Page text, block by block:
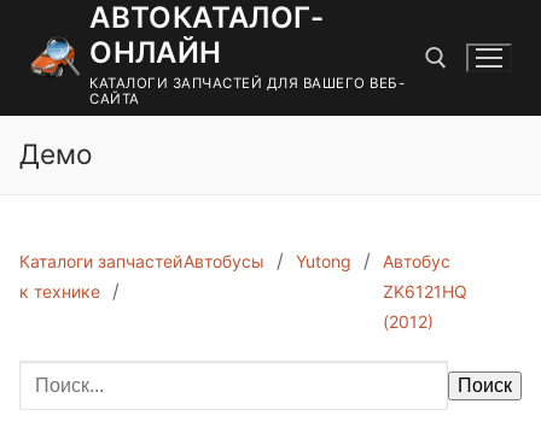
содержимому
АВТОКАТАЛОГ-
ОНЛАЙН
КАТАЛОГИ ЗАПЧАСТЕЙ ДЛЯ ВАШЕГО ВЕБ-
САЙТА
Демо
Каталоги запчастей
к технике
Автобусы Yutong
Автобус
ZK6121HQ
(2012)
Поиск